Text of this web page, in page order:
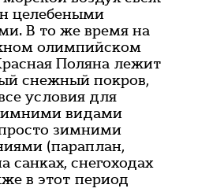
целебеными
В то же время на
олимпийском
Поляна лежит
снежный покров,
условия для
видами
зимними
(параплан,
санках, снегоходах
в этот период